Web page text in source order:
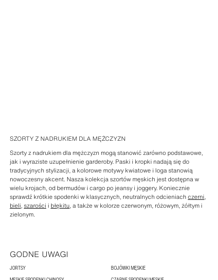
SZORTY Z NADRUKIEM DLA MĘŻCZYZN
Szorty z nadrukiem dla mężczyzn mogą stanowić zarówno podstawowe,
jak i wyraziste uzupełnienie garderoby. Paski i kropki nadają się do
tradycyjnych stylizacji, a kolorowe motywy kwiatowe i loga stanowią
nowoczesny akcent. Nasza kolekcja szortów męskich jest dostępna w
wielu krojach, od bermudów i cargo po jeansy i joggery. Koniecznie
sprawdź krótkie spodenki w klasycznych, neutralnych odcieniach czerni,
bieli,szarości i błękitu, a także w kolorze czerwonym, różowym, żółtym i
zielonym.
GODNE UWAGI
JORTSY
BOJÓWKI MĘSKIE